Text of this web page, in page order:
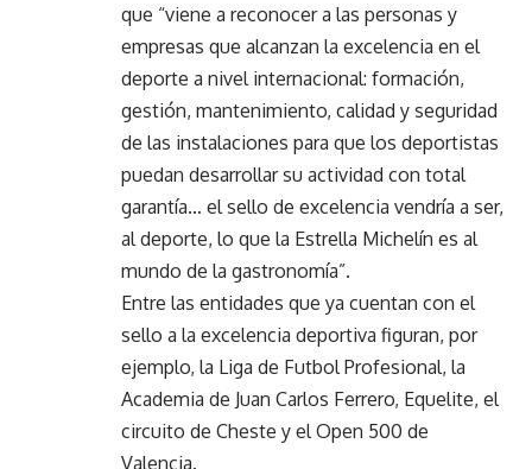
que “viene a reconocer a las personas y
empresas que alcanzan la excelencia en el
deporte a nivel internacional: formación,
gestión, mantenimiento, calidad y seguridad
de las instalaciones para que los deportistas
puedan desarrollar su actividad con total
garantía… el sello de excelencia vendría a ser,
al deporte, lo que la Estrella Michelín es al
mundo de la gastronomía”.
Entre las entidades que ya cuentan con el
sello a la excelencia deportiva figuran, por
ejemplo, la Liga de Futbol Profesional, la
Academia de Juan Carlos Ferrero, Equelite, el
circuito de Cheste y el Open 500 de
Valencia.